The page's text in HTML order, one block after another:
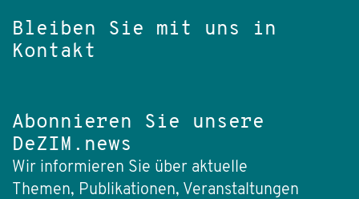
Bleiben Sie mit uns in
Kontakt
Abonnieren Sie unsere
DeZIM.news
Wir informieren Sie über aktuelle
Themen, Publikationen, Veranstaltungen